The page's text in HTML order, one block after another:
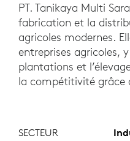
PT. Tanikaya Multi
fabrication et la
agricoles modernes.
entreprises agricoles,
plantations et
la compétitivité grâce
SECTEUR